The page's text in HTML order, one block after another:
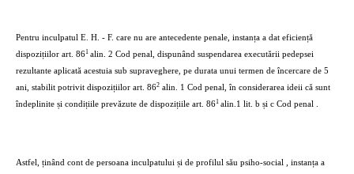
Pentru inculpatul E. H. - F. care nu are antecedente penale, instanța a dat eficiență
dispozițiilor art. 861 alin. 2 Cod penal, dispunând suspendarea executării pedepsei
rezultante aplicată acestuia sub supraveghere, pe durata unui termen de încercare de 5
ani, stabilit potrivit dispozițiilor art. 862 alin. 1 Cod penal, în considerarea ideii că sunt
îndeplinite și condițiile prevăzute de dispozițiile art. 861 alin.1 lit. b și c Cod penal .
Astfel, ținând cont de persoana inculpatului și de profilul său psiho-social , instanța a